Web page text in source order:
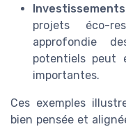
projets éco-
approfondie
potentiels peut
importantes.
Ces exemples
bien pensée et